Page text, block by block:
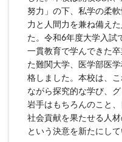
努力」の下、私学の柔
力と人間力を兼ね備え
た。令和6年度大学入試
一貫教育で学んできた
た難関大学、医学部医
格しました。本校は、
ながら探究的な学び、
岩手はもちろんのこと
社会貢献を果たせる人
という決意を新たにして